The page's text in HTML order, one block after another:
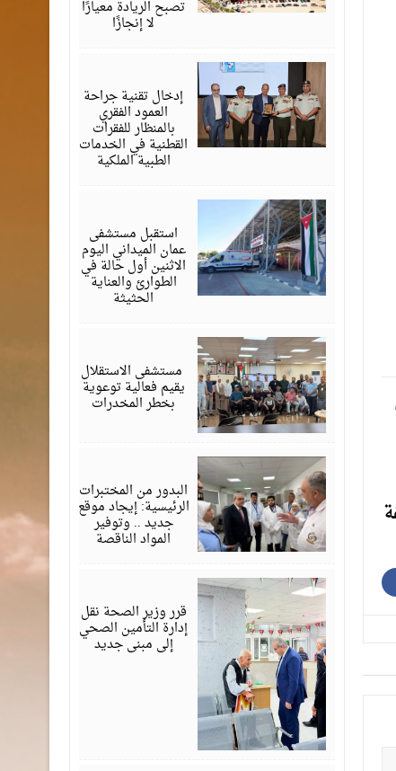
تصبح الريادة معيارًا
لا إنجازًا
إدخال تقنية جراحة
العمود الفقري
بالمنظار للفقرات
القطنية في الخدمات
الطبية الملكية
استقبل مستشفى
عمان الميداني اليوم
الاثنين أول حالة في
الطوارئ والعناية
الحثيثة
‏ مستشفى الاستقلال
يقيم فعالية توعوية
بخطر المخدرات
البدور من المختبرات
الرئيسية: إيجاد موقع
جديد .. وتوفير
المواد الناقصة
قرر وزير الصحة نقل
إدارة التأمين الصحي
إلى مبنى جديد